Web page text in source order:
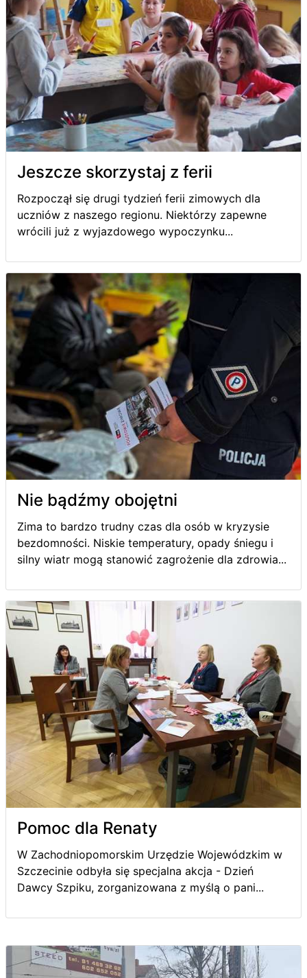
Jeszcze skorzystaj z ferii
Rozpoczął się drugi tydzień ferii zimowych dla
uczniów z naszego regionu. Niektórzy zapewne
wrócili już z wyjazdowego wypoczynku...
Nie bądźmy obojętni
Zima to bardzo trudny czas dla osób w kryzysie
bezdomności. Niskie temperatury, opady śniegu i
silny wiatr mogą stanowić zagrożenie dla zdrowia...
Pomoc dla Renaty
W Zachodniopomorskim Urzędzie Wojewódzkim w
Szczecinie odbyła się specjalna akcja - Dzień
Dawcy Szpiku, zorganizowana z myślą o pani...